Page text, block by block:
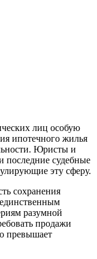
лиц особую
ипотечного жилья
Юристы и
последние судебные
эту сферу.
сохранения
разумной
продажи
превышает